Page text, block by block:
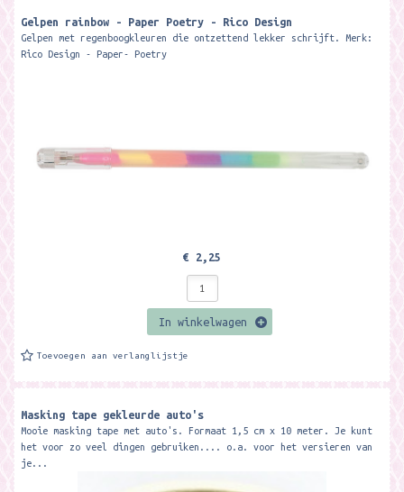
Gelpen rainbow - Paper Poetry - Rico Design
Gelpen met regenboogkleuren die ontzettend lekker schrijft. Merk:
Rico Design - Paper- Poetry
€ 2,25
In winkelwagen
Toevoegen aan verlanglijstje
Masking tape gekleurde auto's
Mooie masking tape met auto's. Formaat 1,5 cm x 10 meter. Je kunt
het voor zo veel dingen gebruiken.... o.a. voor het versieren van
je...